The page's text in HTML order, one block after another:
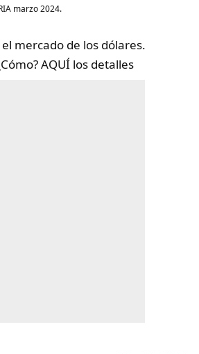
marzo 2024.
mercado de los dólares.
AQUÍ los detalles